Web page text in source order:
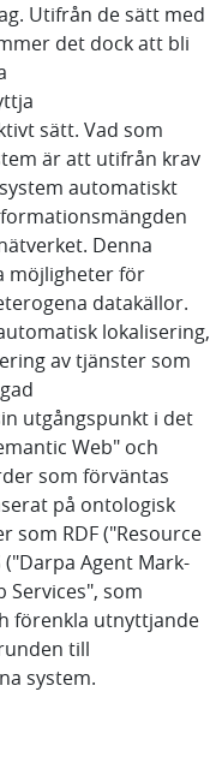
Utifrån de sätt med
det dock att bli
sätt. Vad som
är att utifrån krav
automatiskt
Denna
möjligheter för
datakällor.
lokalisering,
av tjänster som
utgångspunkt i det
Web" och
som förväntas
på ontologisk
som RDF ("Resource
Agent Mark-
Services", som
förenkla utnyttjande
till
system.